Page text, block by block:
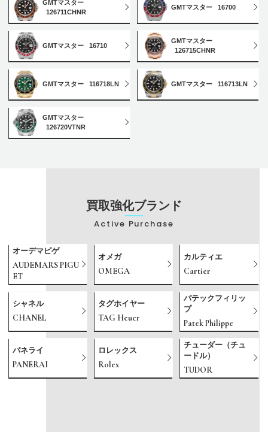
GMTマスター
126711CHNR
GMTマスター 16700
GMTマスター 16710
GMTマスター
126715CHNR
GMTマスター 116718LN GMTマスター 116713LN
GMTマスター
126720VTNR
買取強化ブランド
Active Purchase
オーデマピゲ
AUDEMARS PIGU
ET
オメガ
OMEGA
カルティエ
Cartier
シャネル
CHANEL
タグホイヤー
TAG Heuer
パテックフィリッ
プ
Patek Philippe
パネライ
PANERAI
ロレックス
Rolex
チューダー（チュ
ードル）
TUDOR